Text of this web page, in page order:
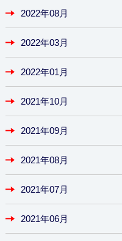
2022年08月
2022年03月
2022年01月
2021年10月
2021年09月
2021年08月
2021年07月
2021年06月